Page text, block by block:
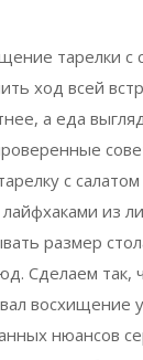
тарелки с
ход всей
а еда
с
из
размер
Сделаем так,
восхищение у
нюансов